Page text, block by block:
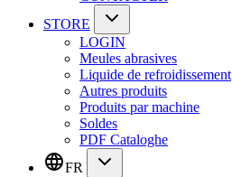
STORE
LOGIN
Meules abrasives
Liquide de refroidissement
Autres produits
Produits par machine
Soldes
PDF Cataloghe
FR